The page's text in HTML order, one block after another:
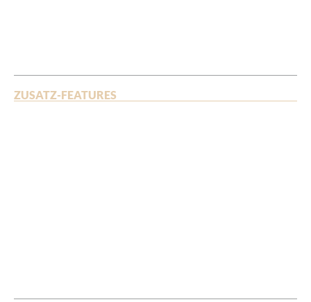
ZUSATZ-FEATURES